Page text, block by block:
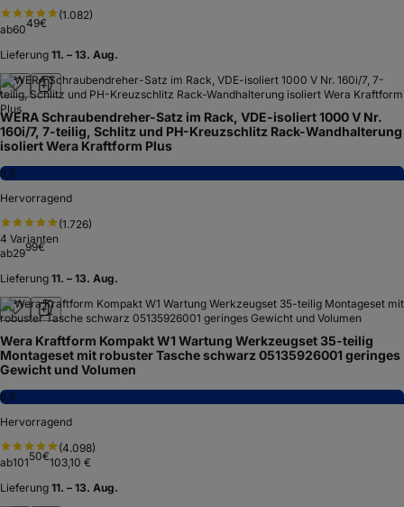
(1.082)
ab6049€
Lieferung 11. – 13. Aug.
WERA Schraubendreher-Satz im Rack, VDE-isoliert 1000 V Nr.
160i/7, 7-teilig, Schlitz und PH-Kreuzschlitz Rack-Wandhalterung
isoliert Wera Kraftform Plus
8,9
Hervorragend
(1.726)
4 Varianten
ab2999€
Lieferung 11. – 13. Aug.
Wera Kraftform Kompakt W1 Wartung Werkzeugset 35-teilig
Montageset mit robuster Tasche schwarz 05135926001 geringes
Gewicht und Volumen
8,9
Hervorragend
(4.098)
ab10150€103,10 €
Lieferung 11. – 13. Aug.